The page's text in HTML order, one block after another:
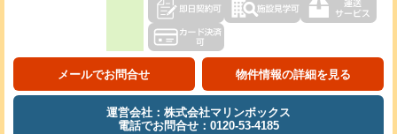
メールでお問合せ 物件情報の詳細を見る
運営会社：株式会社マリンボックス
電話でお問合せ：0120-53-4185